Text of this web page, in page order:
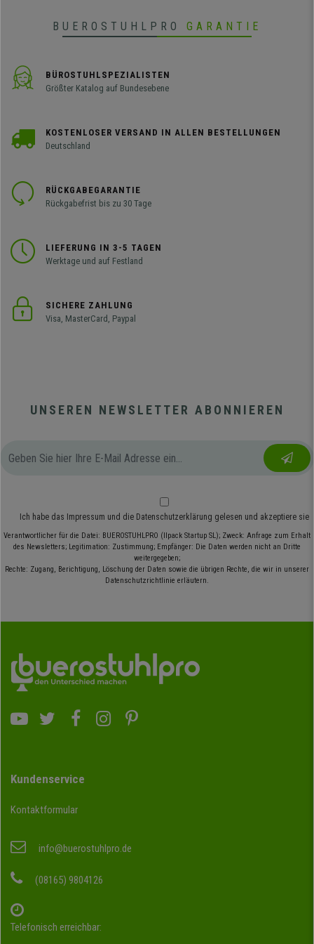
BUEROSTUHLPRO GARANTIE
BÜROSTUHLSPEZIALISTEN
Größter Katalog auf Bundesebene
KOSTENLOSER VERSAND IN ALLEN BESTELLUNGEN
Deutschland
RÜCKGABEGARANTIE
Rückgabefrist bis zu 30 Tage
LIEFERUNG IN 3-5 TAGEN
Werktage und auf Festland
SICHERE ZAHLUNG
Visa, MasterCard, Paypal
UNSEREN NEWSLETTER ABONNIEREN
Ich habe das Impressum und die Datenschutzerklärung gelesen und akzeptiere sie
Verantwortlicher für die Datei: BUEROSTUHLPRO (Ilpack Startup SL); Zweck: Anfrage zum Erhalt
des Newsletters; Legitimation: Zustimmung; Empfänger: Die Daten werden nicht an Dritte
weitergegeben;
Rechte: Zugang, Berichtigung, Löschung der Daten sowie die übrigen Rechte, die wir in unserer
Datenschutzrichtlinie erläutern.
Kundenservice
Kontaktformular
info@buerostuhlpro.de
(08165) 9804126
Telefonisch erreichbar: